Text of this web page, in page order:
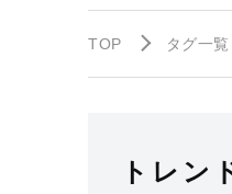
TOP タグ一覧
トレン